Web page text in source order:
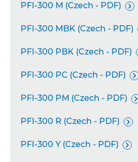
PFI-300 M (Czech - PDF) 
PFI-300 MBK (Czech - PDF)
PFI-300 PBK (Czech - PDF)
PFI-300 PC (Czech - PDF) 
PFI-300 PM (Czech - PDF) 
PFI-300 R (Czech - PDF) 
PFI-300 Y (Czech - PDF) 